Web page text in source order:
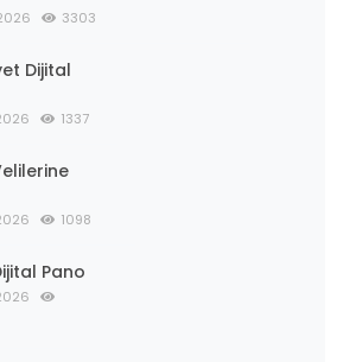
3303
Dijital
1337
1098
Pano